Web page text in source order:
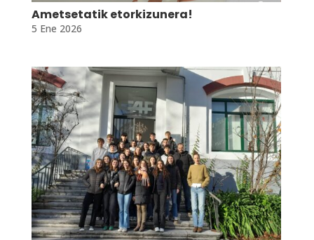
Ametsetatik etorkizunera!
5 Ene 2026